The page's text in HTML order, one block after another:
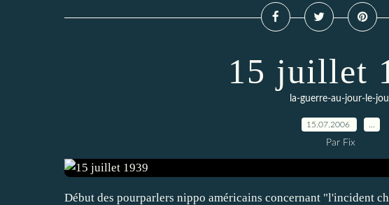
15 juillet
la-guerre-au-jour-le-
15.07.2006
Par Fix
Début des pourparlers nippo américains concernant "l'incident